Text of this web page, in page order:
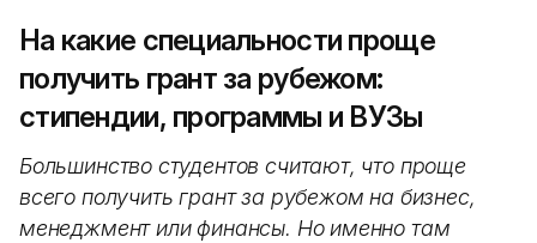
На какие специальности проще
получить грант за рубежом:
стипендии, программы и ВУЗы
Большинство студентов считают, что проще
всего получить грант за рубежом на бизнес,
менеджмент или финансы. Но именно там